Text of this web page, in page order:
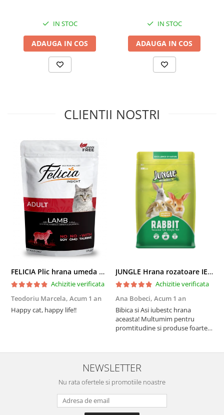
fosfor 0,8 %, acizii grași omega-3: 0,37 %, acizii grași omega-6: 3,43
ADITIVI (per 1 kg hrană):
Vitamina A (3а672а): 12 000 UI,
Vitamina D3 (3а671): 1 200 UI, Vitamina E (3а700): 600 mg,
Vitamina C (3а300): 300 mg, Vitamina K3 (3а710): 1,2 mg, Vitamina
B1 (3а820): 5,94 mg, Vitamina B2 (ribofravină): 4,5 mg, D-
de colină (3а890) 60 %: 3,2 g, zinc (3b604): 83,2 mg, fier (3b103):
30,46 mg, mangan (3b503): 24,3 mg, cupru (3b405): 7,7 mg,
UE. *Ingrediente naturale, uscate.
Valoarea energetică (calorie) per 100 g:
A se păstra la loc uscat, răcoros, ferit de soare. Hrana trebuie
introdusă treptat în alimentația animalelor (cel puțin în primele 5
zile). Asigurati animalului acces permanent la apă potabilă curată.
Normele individuale de hrănire pot varia în funcție de vârsta,
rasa, nivelul de activitate al animalului. Hrănire zilnică
recomandată: cantitatea zilnică de hrană este indicată în tabelul
de hrănire.
IN STOC
ADAUGA IN COS
IN STOC
ADAUGA IN COS
CLIENTII NOSTRI
FELICIA Plic hrana umeda pentru pisici adulte, cu Miel, Set 12x85g
Achizitie verificata
Teodoriu Marcela, Acum 1 an
Happy cat, happy life!!
JUNGLE Hrana rozatoare IEPURI 500g
Achizitie verificata
Ana Bobeci, Acum 1 an
Bibica si Asi iubestc hrana
aceasta! Multumim pentru
promtitudine si produse foarte
NEWSLETTER
Nu rata ofertele si promotiile noastre